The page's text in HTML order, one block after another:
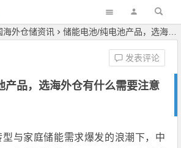
海外仓储资讯 储能电池/纯电池产品，选海外仓有什么需要注意的？
产品，选海外仓有什么需要注意
发表评论
与家庭储能需求爆发的浪潮下，中